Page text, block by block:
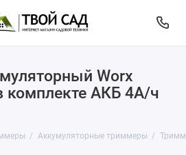
Worx
комплекте АКБ 4А/ч
Аккумуляторные триммеры